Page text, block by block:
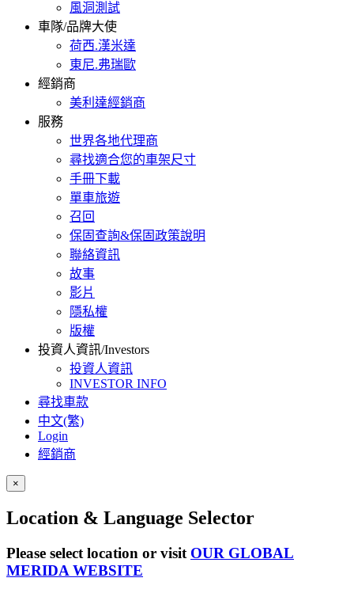
風洞測試
車隊/品牌大使
荷西.漢米達
東尼.弗瑞歐
經銷商
美利達經銷商
服務
世界各地代理商
尋找適合您的車架尺寸
手冊下載
單車旅遊
召回
保固查詢&保固政策說明
聯絡資訊
故事
影片
隱私權
版權
投資人資訊/Investors
投資人資訊
INVESTOR INFO
尋找車款
中文(繁)
Login
經銷商
×
Location & Language Selector
Please select location or visit OUR GLOBAL
MERIDA WEBSITE